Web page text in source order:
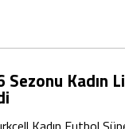
Kadın